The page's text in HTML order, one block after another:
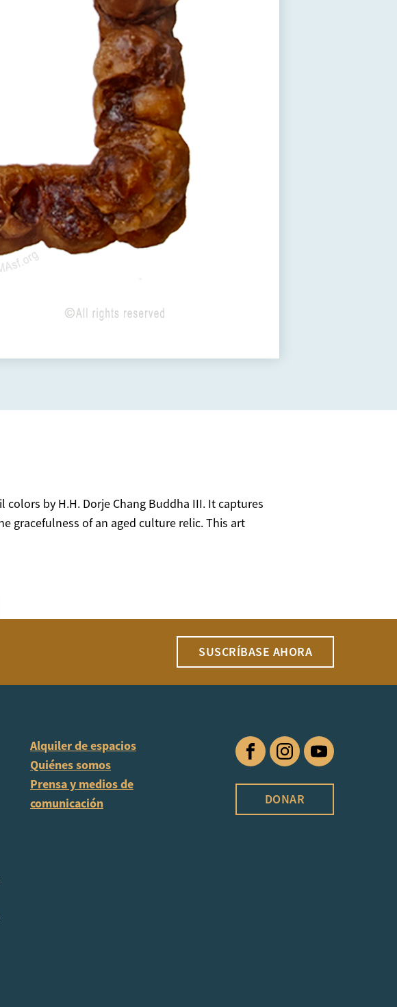
by H.H. Dorje Chang Buddha III. It captures
gracefulness of an aged culture relic. This art
SUSCRÍBASE AHORA
Alquiler de espacios
Quiénes somos
Prensa y medios de
comunicación
FacebookInstagramYouTube
DONAR